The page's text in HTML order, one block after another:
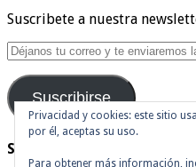
Suscribete a nuestra
Déjanos
tu
correo
y
te
enviaremos
las
Suscribirse
Síguenos en Twitter
Privacidad y cookies: este sitio
por él, aceptas su uso.
Para obtener más información,